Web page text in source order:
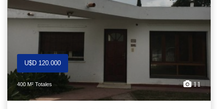
U$D 120.000
400 M² Totales 11